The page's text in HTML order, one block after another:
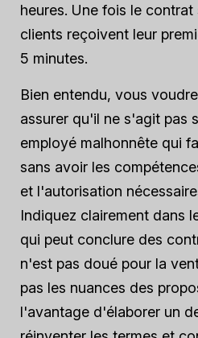
heures. Une fois le
clients reçoivent leur
5 minutes.
Bien entendu, vous
assurer qu'il ne s'agit pas
employé malhonnête qui
sans avoir les
et l'autorisation
Indiquez clairement dans
qui peut conclure des
n'est pas doué pour la
pas les nuances des
l'avantage d'élaborer un